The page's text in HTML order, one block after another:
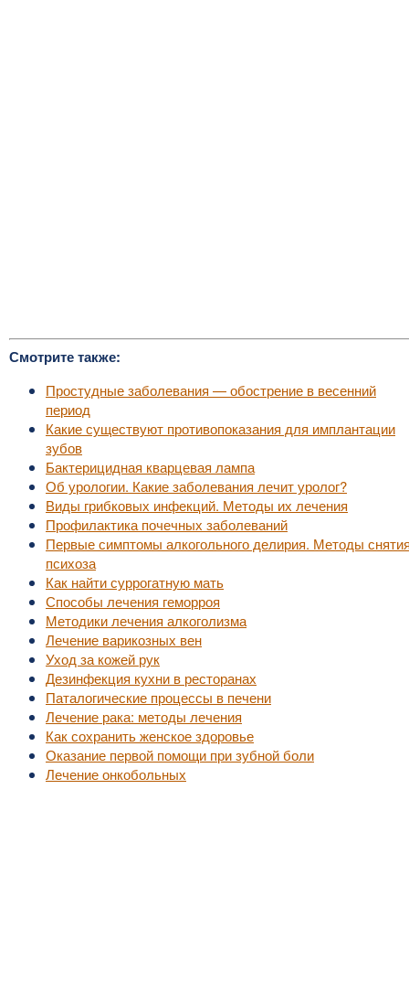
Смотрите также:
Простудные заболевания — обострение в весенний
период
Какие существуют противопоказания для имплантации
зубов
Бактерицидная кварцевая лампа
Об урологии. Какие заболевания лечит уролог?
Виды грибковых инфекций. Методы их лечения
Профилактика почечных заболеваний
Первые симптомы алкогольного делирия. Методы
психоза
Как найти суррогатную мать
Способы лечения геморроя
Методики лечения алкоголизма
Лечение варикозных вен
Уход за кожей рук
Дезинфекция кухни в ресторанах
Паталогические процессы в печени
Лечение рака: методы лечения
Как сохранить женское здоровье
Оказание первой помощи при зубной боли
Лечение онкобольных